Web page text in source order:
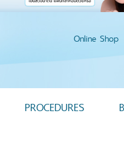
Online Shop
PROCEDURES